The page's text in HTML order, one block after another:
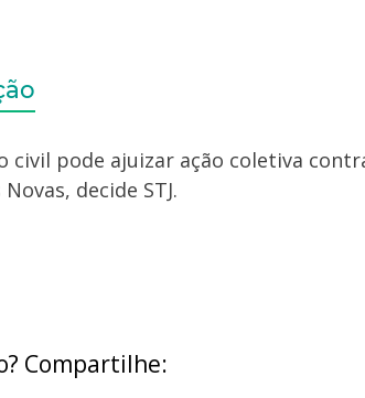
civil pode ajuizar ação coletiva
decide STJ.
Compartilhe: